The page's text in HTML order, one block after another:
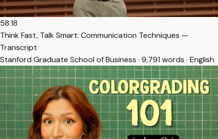
58:18
Think Fast, Talk Smart: Communication Techniques —
Transcript
Stanford Graduate School of Business · 9,791 words · English